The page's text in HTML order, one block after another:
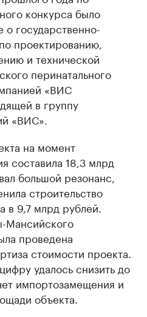
конкурса было
государственно-
проектированию,
и технической
перинатального
«ВИС
в группу
«ВИС».
на момент
составила 18,3 млрд
большой резонанс,
строительство
в 9,7 млрд рублей.
Мансийского
проведена
стоимости проекта.
удалось снизить до
импортозамещения и
объекта.